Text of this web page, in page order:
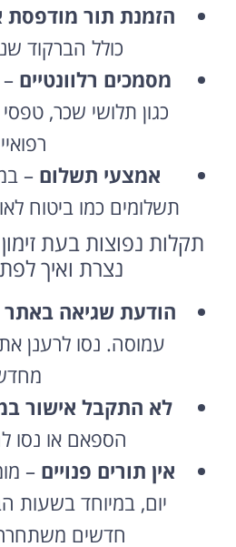
הזמנת תור מודפסת
כולל הברקוד
מסמכים רלוונטיים
כגון תלושי שכר,
אמצעי תשלום –
תשלומים כמו ביטוח
תקלות נפוצות בעת
נצרת ואיך
הודעת שגיאה באתר
עמוסה. נסו לרענן
לא התקבל אישור
הספאם או נסו
אין תורים פנויים –
יום, במיוחד בשעות
חדשים